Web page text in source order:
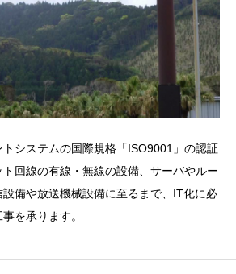
システムの国際規格「ISO9001」の認証
回線の有線・無線の設備、サーバやルー
備や放送機械設備に至るまで、IT化に必
を承ります。